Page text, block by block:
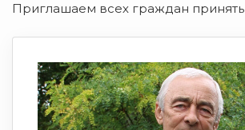
Приглашаем всех граждан